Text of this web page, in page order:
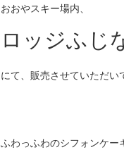
おおやスキー場内、
ロッジふじ
にて、販売させていただい
ふわっふわのシフォンケー